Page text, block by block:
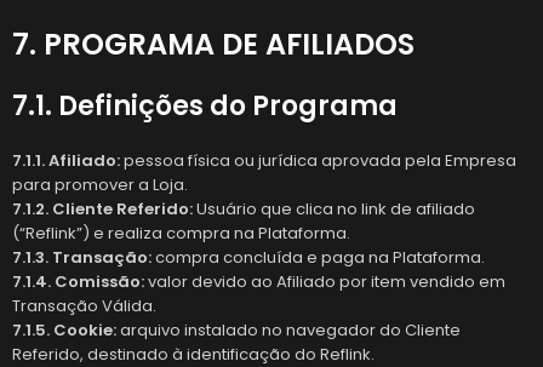
7. PROGRAMA DE AFILIADOS
7.1. Definições do Programa
7.1.1. Afiliado:pessoa física ou jurídica aprovada pela Empresa
para promover a Loja.
7.1.2. Cliente Referido:Usuário que clica no link de afiliado
(“Reflink”) e realiza compra na Plataforma.
7.1.3. Transação:compra concluída e paga na Plataforma.
7.1.4. Comissão:valor devido ao Afiliado por item vendido em
Transação Válida.
7.1.5. Cookie:arquivo instalado no navegador do Cliente
Referido, destinado à identificação do Reflink.